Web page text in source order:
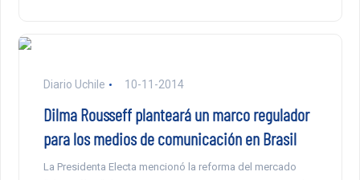
Diario Uchile 10-11-2014
Dilma Rousseff planteará un marco regulador
para los medios de comunicación en Brasil
La Presidenta Electa mencionó la reforma del mercado